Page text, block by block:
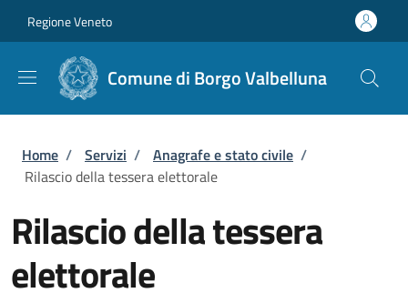
Regione Veneto
Comune di Borgo Valbelluna
Briciole di pane
Home / Servizi / Anagrafe e stato civile /
Rilascio della tessera elettorale
Rilascio della tessera
elettorale